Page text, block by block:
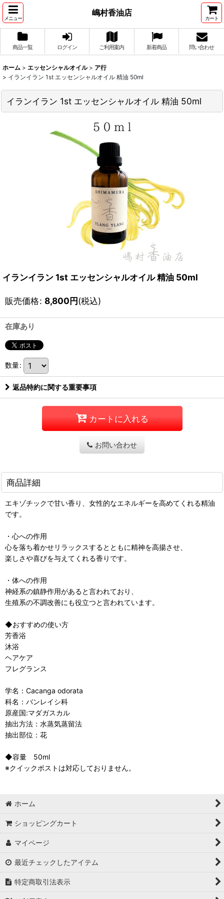
メニュー
嶋村香油店
カート
商品一覧 ログイン ご利用案内 新着商品 問い合わせ
ホーム > エッセンシャルオイル > ア行
> イランイラン 1st エッセンシャルオイル 精油 50ml
イランイラン 1st エッセンシャルオイル 精油 50ml
イランイラン 1st エッセンシャルオイル 精油 50ml
販売価格: 8,800円(税込)
在庫あり
数量:
返品特約に関する重要事項
カートに入れる
お問い合わせ
商品詳細
エキゾチックで甘い香り、女性的なエネルギーを高めてくれる精油
です。
・心への作用
心を落ち着かせリラックスするとともに精神を高揚させ、
楽しさや喜びを与えてくれる香りです。
・体への作用
神経系の鎮静作用があると言われており、
生殖系の不調改善にも役立つと言われています。
◆おすすめの使い方
芳香浴
沐浴
ヘアケア
フレグランス
学名：Cacanga odorata
科名：バンレイシ科
原産国:マダガスカル
抽出方法：水蒸気蒸留法
抽出部位：花
◆容量 50ml
※クイックポストは対応しておりません。
ホーム
ショッピングカート
マイページ
最近チェックしたアイテム
特定商取引法表示